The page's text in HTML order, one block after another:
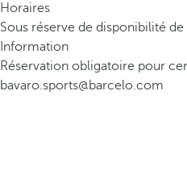
Horaires
Sous réserve de disponibilité
Information
Réservation obligatoire pour
bavaro.sports@barcelo.com